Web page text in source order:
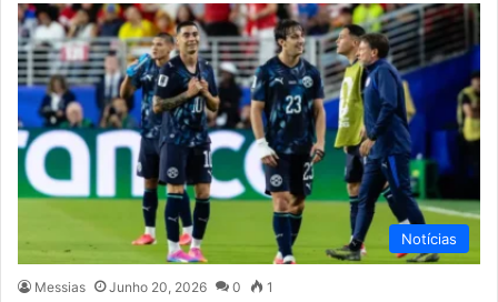
Notícias
Messias Junho 20, 2026 0 1